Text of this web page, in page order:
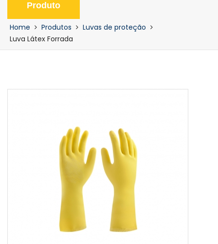
Produto
Home Produtos
Luvas de proteção
Luva Látex Forrada